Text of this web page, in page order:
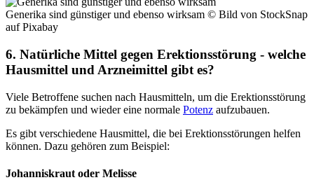
Generika sind günstiger und ebenso wirksam © Bild von StockSnap
auf Pixabay
6. Natürliche Mittel gegen Erektionsstörung - welche
Hausmittel und Arzneimittel gibt es?
Viele Betroffene suchen nach Hausmitteln, um die Erektionsstörung
zu bekämpfen und wieder eine normale Potenz aufzubauen.
Es gibt verschiedene Hausmittel, die bei Erektionsstörungen helfen
können. Dazu gehören zum Beispiel:
Johanniskraut oder Melisse